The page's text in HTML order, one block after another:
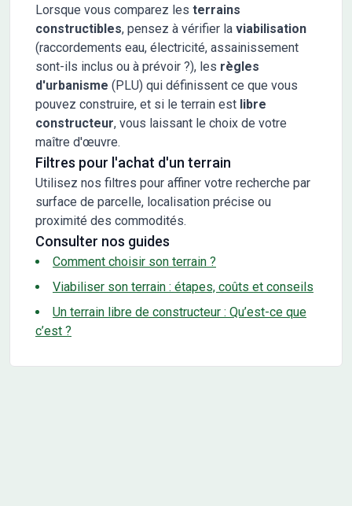
Lorsque vous comparez les terrains
constructibles, pensez à vérifier la viabilisation
(raccordements eau, électricité, assainissement
sont-ils inclus ou à prévoir ?), les règles
d'urbanisme (PLU) qui définissent ce que vous
pouvez construire, et si le terrain est libre
constructeur, vous laissant le choix de votre
maître d'œuvre.
Filtres pour l'achat d'un terrain
Utilisez nos filtres pour affiner votre recherche par
surface de parcelle, localisation précise ou
proximité des commodités.
Consulter nos guides
Comment choisir son terrain ?
Viabiliser son terrain : étapes, coûts et conseils
Un terrain libre de constructeur : Qu’est-ce que
c’est ?